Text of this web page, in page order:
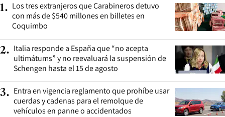
1. Los tres extranjeros que Carabineros detuvo
con más de $540 millones en billetes en
Coquimbo
2. Italia responde a España que “no acepta
ultimátums” y no reevaluará la suspensión de
Schengen hasta el 15 de agosto
3. Entra en vigencia reglamento que prohíbe usar
cuerdas y cadenas para el remolque de
vehículos en panne o accidentados